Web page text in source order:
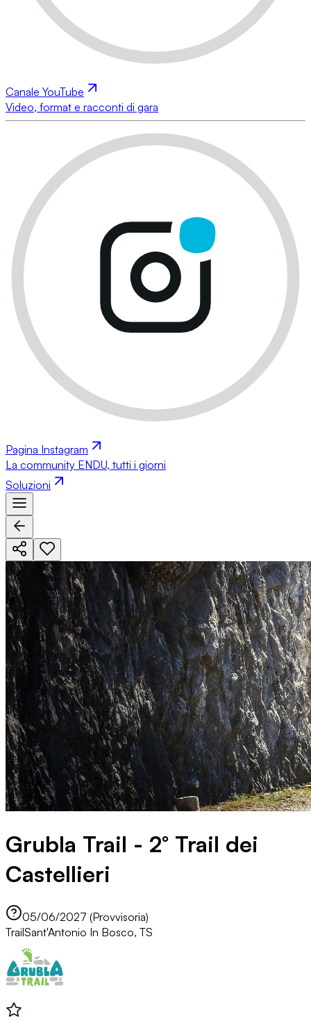
Canale YouTube
Video, format e racconti di gara
Pagina Instagram
La community ENDU, tutti i giorni
Soluzioni
Grubla Trail - 2° Trail dei
Castellieri
05/06/2027 (Provvisoria)
TrailSant'Antonio In Bosco, TS